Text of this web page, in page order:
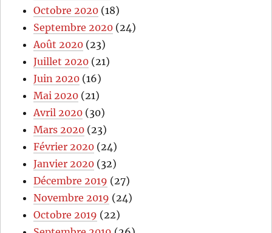
Octobre 2020 (18)
Septembre 2020 (24)
Août 2020 (23)
Juillet 2020 (21)
Juin 2020 (16)
Mai 2020 (21)
Avril 2020 (30)
Mars 2020 (23)
Février 2020 (24)
Janvier 2020 (32)
Décembre 2019 (27)
Novembre 2019 (24)
Octobre 2019 (22)